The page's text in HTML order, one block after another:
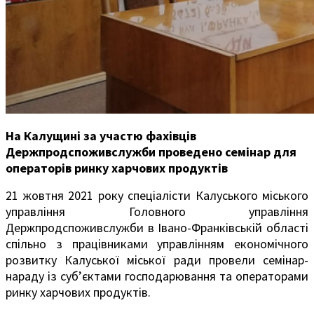
На Калущині за участю фахівців
Держпродспоживслужби проведено семінар для
операторів ринку харчових продуктів
21 жовтня 2021 року спеціалісти Калуського міського
управління Головного управління
Держпродспоживслужби в Івано-Франківській області
спільно з працівниками управлінням економічного
розвитку Калуської міської ради провели семінар-
нараду із суб’єктами господарювання та операторами
ринку харчових продуктів.